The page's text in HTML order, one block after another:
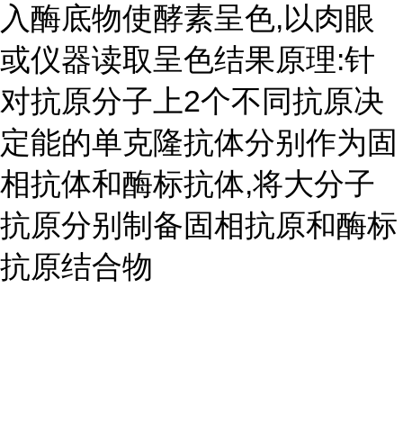
入酶底物使酵素呈色,以肉眼
或仪器读取呈色结果原理:针
对抗原分子上2个不同抗原决
定能的单克隆抗体分别作为固
相抗体和酶标抗体,将大分子
抗原分别制备固相抗原和酶标
抗原结合物